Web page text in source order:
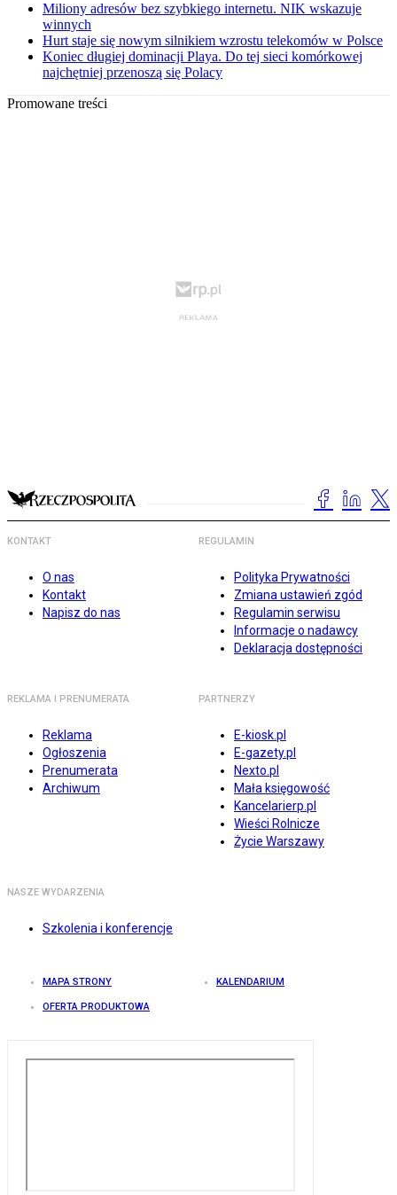
Miliony adresów bez szybkiego internetu. NIK wskazuje
winnych
Hurt staje się nowym silnikiem wzrostu telekomów w Polsce
Koniec długiej dominacji Playa. Do tej sieci komórkowej
najchętniej przenoszą się Polacy
Promowane treści
KONTAKT
O nas
Kontakt
Napisz do nas
REGULAMIN
Polityka Prywatności
Zmiana ustawień zgód
Regulamin serwisu
Informacje o nadawcy
Deklaracja dostępności
REKLAMA I PRENUMERATA
Reklama
Ogłoszenia
Prenumerata
Archiwum
PARTNERZY
E-kiosk.pl
E-gazety.pl
Nexto.pl
Mała księgowość
Kancelarierp.pl
Wieści Rolnicze
Życie Warszawy
NASZE WYDARZENIA
Szkolenia i konferencje
MAPA STRONY KALENDARIUM
OFERTA PRODUKTOWA